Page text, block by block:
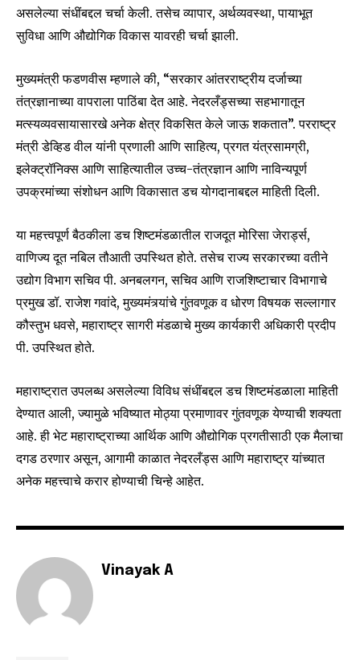
Join our community of
SUBSCRIBERS and be part of the
conversation.
your privacy and won't spam your inbox. Your information is
safe with us.
I've read and accept the Privacy Policy
असलेल्या संधींबद्दल चर्चा केली. तसेच व्यापार, अर्थव्यवस्था, पायाभूत
सुविधा आणि औद्योगिक विकास यावरही चर्चा झाली.
मुख्यमंत्री फडणवीस म्हणाले की, “सरकार आंतरराष्ट्रीय दर्जाच्या
तंत्रज्ञानाच्या वापराला पाठिंबा देत आहे. नेदरलँड्सच्या सहभागातून
मत्स्यव्यवसायासारखे अनेक क्षेत्र विकसित केले जाऊ शकतात”. परराष्ट्र
मंत्री डेव्हिड वील यांनी प्रणाली आणि साहित्य, प्रगत यंत्रसामग्री,
इलेक्ट्रॉनिक्स आणि साहित्यातील उच्च-तंत्रज्ञान आणि नाविन्यपूर्ण
उपक्रमांच्या संशोधन आणि विकासात डच योगदानाबद्दल माहिती दिली.
या महत्त्वपूर्ण बैठकीला डच शिष्टमंडळातील राजदूत मोरिसा जेरार्ड्स,
वाणिज्य दूत नबिल तौआती उपस्थित होते. तसेच राज्य सरकारच्या वतीने
उद्योग विभाग सचिव पी. अनबलगन, सचिव आणि राजशिष्टाचार विभागाचे
प्रमुख डॉ. राजेश गवांदे, मुख्यमंत्र्यांचे गुंतवणूक व धोरण विषयक सल्लागार
कौस्तुभ धवसे, महाराष्ट्र सागरी मंडळाचे मुख्य कार्यकारी अधिकारी प्रदीप
पी. उपस्थित होते.
महाराष्ट्रात उपलब्ध असलेल्या विविध संधींबद्दल डच शिष्टमंडळाला माहिती
देण्यात आली, ज्यामुळे भविष्यात मोठ्या प्रमाणावर गुंतवणूक येण्याची शक्यता
आहे. ही भेट महाराष्ट्राच्या आर्थिक आणि औद्योगिक प्रगतीसाठी एक मैलाचा
दगड ठरणार असून, आगामी काळात नेदरलँड्स आणि महाराष्ट्र यांच्यात
अनेक महत्त्वाचे करार होण्याची चिन्हे आहेत.
Vinayak A